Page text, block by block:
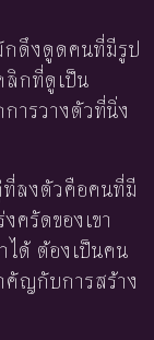
กดึงดูดคนที่มีรูป
ลิกที่ดูเป็น
ารวางตัวที่นิ่ง
ที่ลงตัวคือคนที่มี
ครัดของเขา
ได้ ต้องเป็นคน
คัญกับการสร้าง